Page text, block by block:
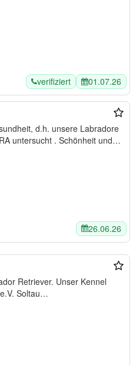
verifiziert 01.07.26
untersucht . Schönheit und…
26.06.26
Retriever. Unser Kennel
e.V. Soltau…